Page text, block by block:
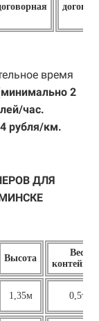
время
2
час.
рубля/км.
ДЛЯ
Высота
Вес
1,35м 0,5т